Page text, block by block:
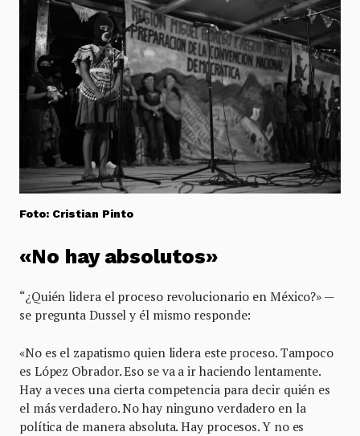
Foto: Cristian Pinto
«No hay absolutos»
“¿Quién lidera el proceso revolucionario en México?» —
se pregunta Dussel y él mismo responde:
«No es el zapatismo quien lidera este proceso. Tampoco
es López Obrador. Eso se va a ir haciendo lentamente.
Hay a veces una cierta competencia para decir quién es
el más verdadero. No hay ninguno verdadero en la
política de manera absoluta. Hay procesos. Y no es